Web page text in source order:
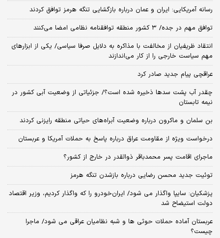
رسانه آمریکایی: ایران و عمان درباره بازگشایی تنگه هرمز توافق کردند
توافق مهم در جده/ ۳ کشور منطقه توافقنامه نظامی امضا می‌کنند
انتقاد ظریفیان از مخالفت با مذاکره به دلایل صرفا سیاسی/ یکی از ابزارهای
مهم سیاست خارجی را از کار می‌اندازند
عراقچی پیام جدید صادر کرد
چقدر آب پشت سدها ذخیره شده است؟/ جزئیاتی از وضعیت آبی کشور در
نیمه تابستان
بن سلمان و ماکرون درباره وضعیت آبراه‌های حیاتی منطقه رایزنی کردند
درخواست ویژه از مقاومت عراق درباره پاسخ به حملات آمریکا و عربستان
ماجرای اقامت پسر محمدباقر ذوالقدر در خارج از کشور؟
توئیت جدید محسن رضایی درباره بازشدن تنگه هرمز
پزشکیان: سایپا واگذار می شود/ ایران‌خودرو را که واگذار کردیم، وزیر اقتصاد
دولت استیضاح شد
عربستان آماده حملات حوثی ها و شبه نظامیان عراقی می شود/ ماجرا
چیست؟